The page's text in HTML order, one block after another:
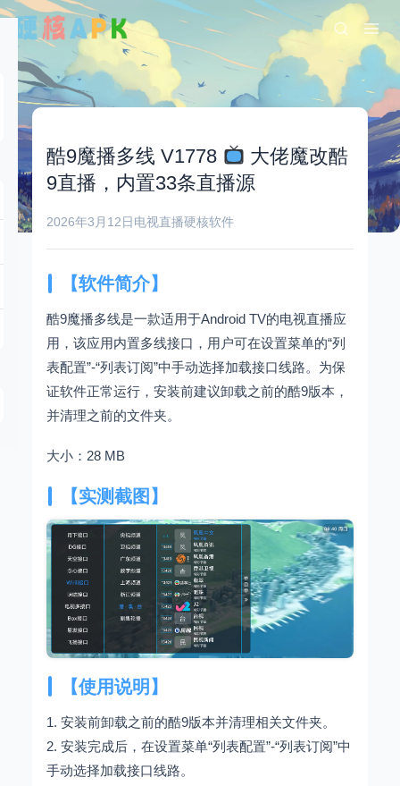
酷9魔播多线 V1778
大佬魔改酷
9直播，内置33条直播源
2026年3月12日 电视直播硬核软件
【软件简介】
酷9魔播多线是一款适用于Android TV的电视直播应
用，该应用内置多线接口，用户可在设置菜单的“列
表配置”-“列表订阅”中手动选择加载接口线路。为保
证软件正常运行，安装前建议卸载之前的酷9版本，
并清理之前的文件夹。
大小：28 MB
【实测截图】
【使用说明】
1. 安装前卸载之前的酷9版本并清理相关文件夹。
2. 安装完成后，在设置菜单“列表配置”-“列表订阅”中
手动选择加载接口线路。